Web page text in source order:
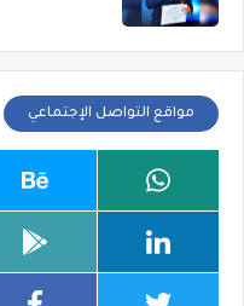
مواقع التواصل الإجتماعي